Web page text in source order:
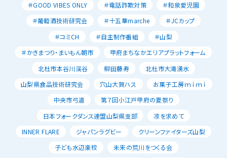
＃GOOD VIBES ONLY
＃電話詐欺対策
＃和泉愛児園
＃葡萄酒技術研究会
＃十五華marche
＃JCカップ
＃コミCH
＃自主制作番組
＃山梨
＃かきまつり・まいもん朝市
甲府まちなかエリアプラットフォーム
北杜市本谷川渓谷
柳田藤寿
北杜市大滝湧水
山梨県食品技術研究会
穴山大賀ハス
お菓子工房ｍｉｍｉ
中央市弓道
第７回小江戸甲府の夏祭り
日本フォークダンス連盟山梨県支部
凉を求めて
INNER FLARE
ジャパンラグビー
クリーンファイターズ山梨
子ども水辺楽校
未来の荒川をつくる会